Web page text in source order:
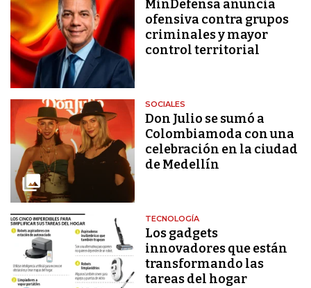
MinDefensa anuncia
ofensiva contra grupos
criminales y mayor
control territorial
SOCIALES
Don Julio se sumó a
Colombiamoda con una
celebración en la ciudad
de Medellín
TECNOLOGÍA
Los gadgets
innovadores que están
transformando las
tareas del hogar